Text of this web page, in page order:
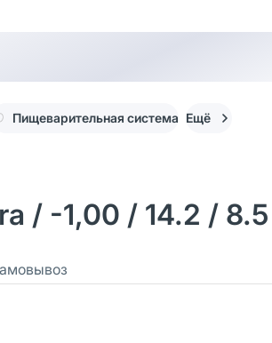
Пищеварительная система Ещё
/ -1,00 / 14.2 /